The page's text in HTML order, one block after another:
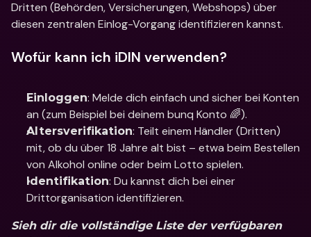
Dritten (Behörden, Versicherungen, Webshops) über
diesen zentralen Einlog-Vorgang identifizieren kannst.
Wofür kann ich iDIN verwenden?
Einloggen: Melde dich einfach und sicher bei Konten
an (zum Beispiel bei deinem bunq Konto 🌈).
Altersverifikation: Teilt einem Händler (Dritten)
mit, ob du über 18 Jahre alt bist – etwa beim Bestellen
von Alkohol online oder beim Lotto spielen.
Identifikation: Du kannst dich bei einer
Drittorganisation identifizieren.
Sieh dir die vollständige Liste der verfügbaren